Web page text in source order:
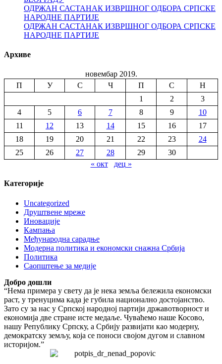
ОДРЖАН САСТАНАК ИЗВРШНОГ ОДБОРА СРПСКЕ
НАРОДНЕ ПАРТИЈЕ
ОДРЖАН САСТАНАК ИЗВРШНОГ ОДБОРА СРПСКЕ
НАРОДНЕ ПАРТИЈЕ
Архиве
новембар 2019.
П
У С Ч П С
Н
1
2
3
4
5 6 7 8 9
10
11
12 13 14 15 16
17
18
19 20 21 22 23
24
25
26 27 28 29
30
« окт
дец »
Категорије
Uncategorized
Друштвене мреже
Иновације
Кампања
Међународна сарадње
Модерна политика и економски снажна Србија
Политика
Саопштење за медије
Добро дошли
“Нема примера у свету да је нека земља бележила економски
раст, у тренуцима када је губила национално достојанство.
Зато су за нас у Српској народној партији државотворност и
економија две стране исте медаље. Чуваћемо наше Косово,
нашу Републику Српску, а Србију развијати као модерну,
демократску земљу, која се поноси својом дугом и славном
историјом.”